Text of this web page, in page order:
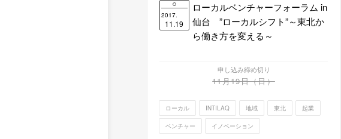
2017.
11.19
ローカルベンチャーフォーラム in
仙台 ”ローカルシフト”～東北か
ら働き方を変える～
申し込み締め切り
11月19日（日）
ローカル INTILAQ 地域 東北 起業
ベンチャー イノベーション